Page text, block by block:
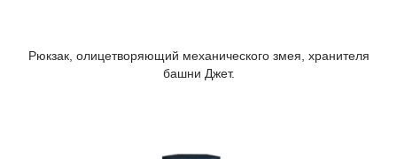
Рюкзак, олицетворяющий механического змея, хранителя
башни Джет.